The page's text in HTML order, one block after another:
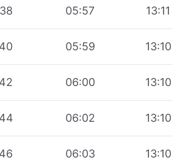
05:57 13:11
05:59 13:10
06:00 13:10
06:02 13:10
06:03 13:10